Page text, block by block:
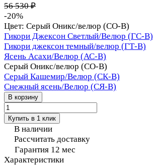
56 530 ₽
-20%
Цвет: Серый Оникс/велюр (СО-В)
Гикори Джексон Светлый/Велюр (ГС-В)
Гикори джексон темный/велюр (ГТ-В)
Ясень Асахи/Велюр (АС-В)
Серый Оникс/велюр (СО-В)
Серый Кашемир/Велюр (СК-В)
Снежный ясень/Велюр (СЯ-В)
В корзину
Купить в 1 клик
В наличии
Рассчитать доставку
Гарантия 12 мес
Характеристики